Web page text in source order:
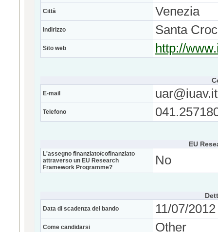
Città Venezia
Indirizzo Santa
Sito web http://
E-mail uar@iuav.it
Telefono
EU
L'assegno finanziato/cofinanziato
attraverso un EU Research
Framework Programme?
No
Data di scadenza del bando 11/07/
Come candidarsi Other